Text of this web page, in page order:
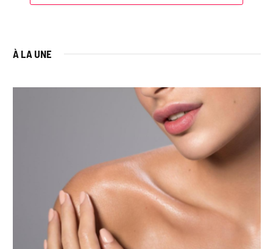
À LA UNE